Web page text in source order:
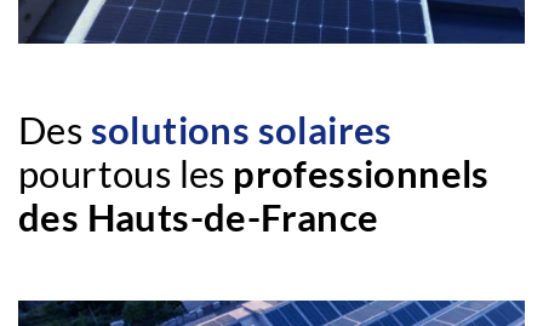
Dessolutions solaires
pourtous les professionnels
des Hauts-de-France